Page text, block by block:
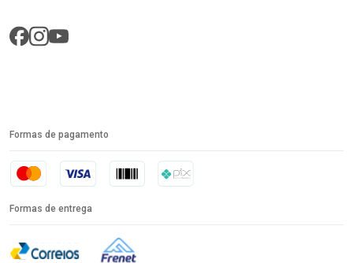
Formas de pagamento
Formas de entrega